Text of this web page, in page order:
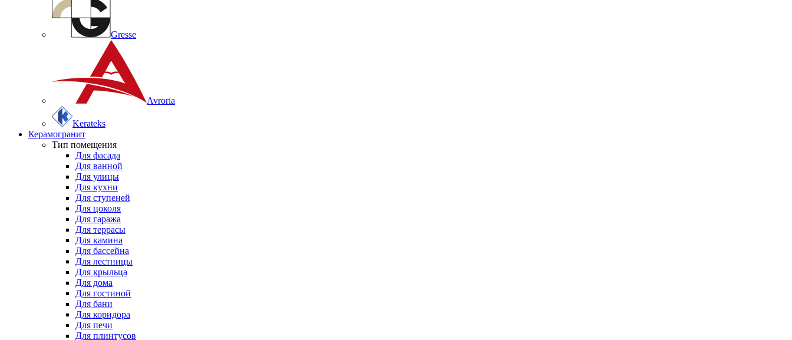
Gresse
Avroria
Kerateks
Керамогранит
Тип помещения
Для фасада
Для ванной
Для улицы
Для кухни
Для ступеней
Для цоколя
Для гаража
Для террасы
Для камина
Для бассейна
Для лестницы
Для крыльца
Для дома
Для гостиной
Для бани
Для коридора
Для печи
Для плинтусов